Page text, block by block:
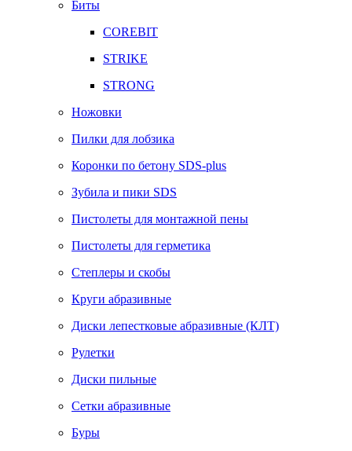
Биты
COREBIT
STRIKE
STRONG
Ножовки
Пилки для лобзика
Коронки по бетону SDS-plus
Зубила и пики SDS
Пистолеты для монтажной пены
Пистолеты для герметика
Степлеры и скобы
Круги абразивные
Диски лепестковые абразивные (КЛТ)
Рулетки
Диски пильные
Сетки абразивные
Буры